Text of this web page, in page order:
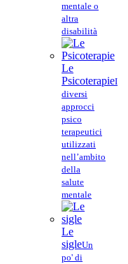
mentale o
altra
disabilità
Le
PsicoterapieI
diversi
approcci
psico
terapeutici
utilizzati
nell’ambito
della
salute
mentale
Le
sigleUn
po' di